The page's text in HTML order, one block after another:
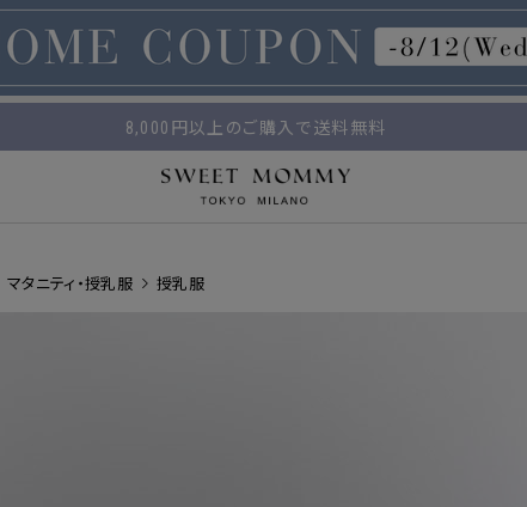
マタニティウェア・授乳服のスウィートマミー
8,000円以上のご購入で送料無料
マタニティ・授乳服 授乳服